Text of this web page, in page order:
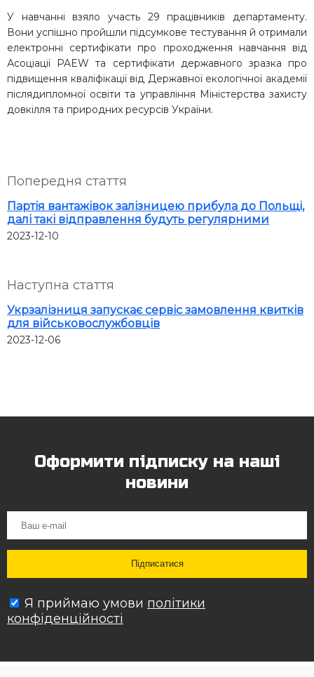
У навчанні взяло участь 29 працівників департаменту.
Вони успішно пройшли підсумкове тестування й отримали
електронні сертифікати про проходження навчання від
Асоціації PAEW та сертифікати державного зразка про
підвищення кваліфікації від Державної екологічної академії
післядипломної освіти та управління Міністерства захисту
довкілля та природних ресурсів України.
Попередня стаття
Партія вантажівок залізницею прибула до Польщі,
далі такі відправлення будуть регулярними
2023-12-10
Наступна стаття
Укрзалізниця запускає сервіс замовлення квитків
для військовослужбовців
2023-12-06
Оформити підписку на наші
новини
Я приймаю умови політики
конфіденційності